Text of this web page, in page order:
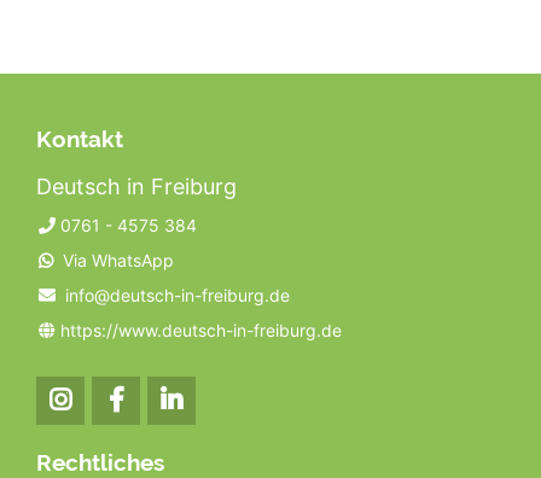
Kontakt
Deutsch in Freiburg
0761 - 4575 384
Via WhatsApp
info@deutsch-in-freiburg.de
https://www.deutsch-in-freiburg.de
Rechtliches